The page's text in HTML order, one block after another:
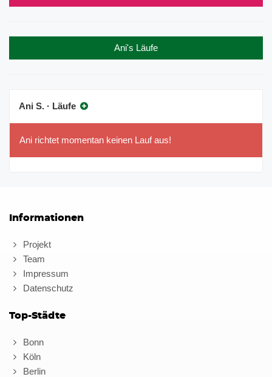
Ani's Läufe
Ani S. · Läufe
Ani richtet momentan keinen Lauf aus!
Informationen
Projekt
Team
Impressum
Datenschutz
Top-Städte
Bonn
Köln
Berlin